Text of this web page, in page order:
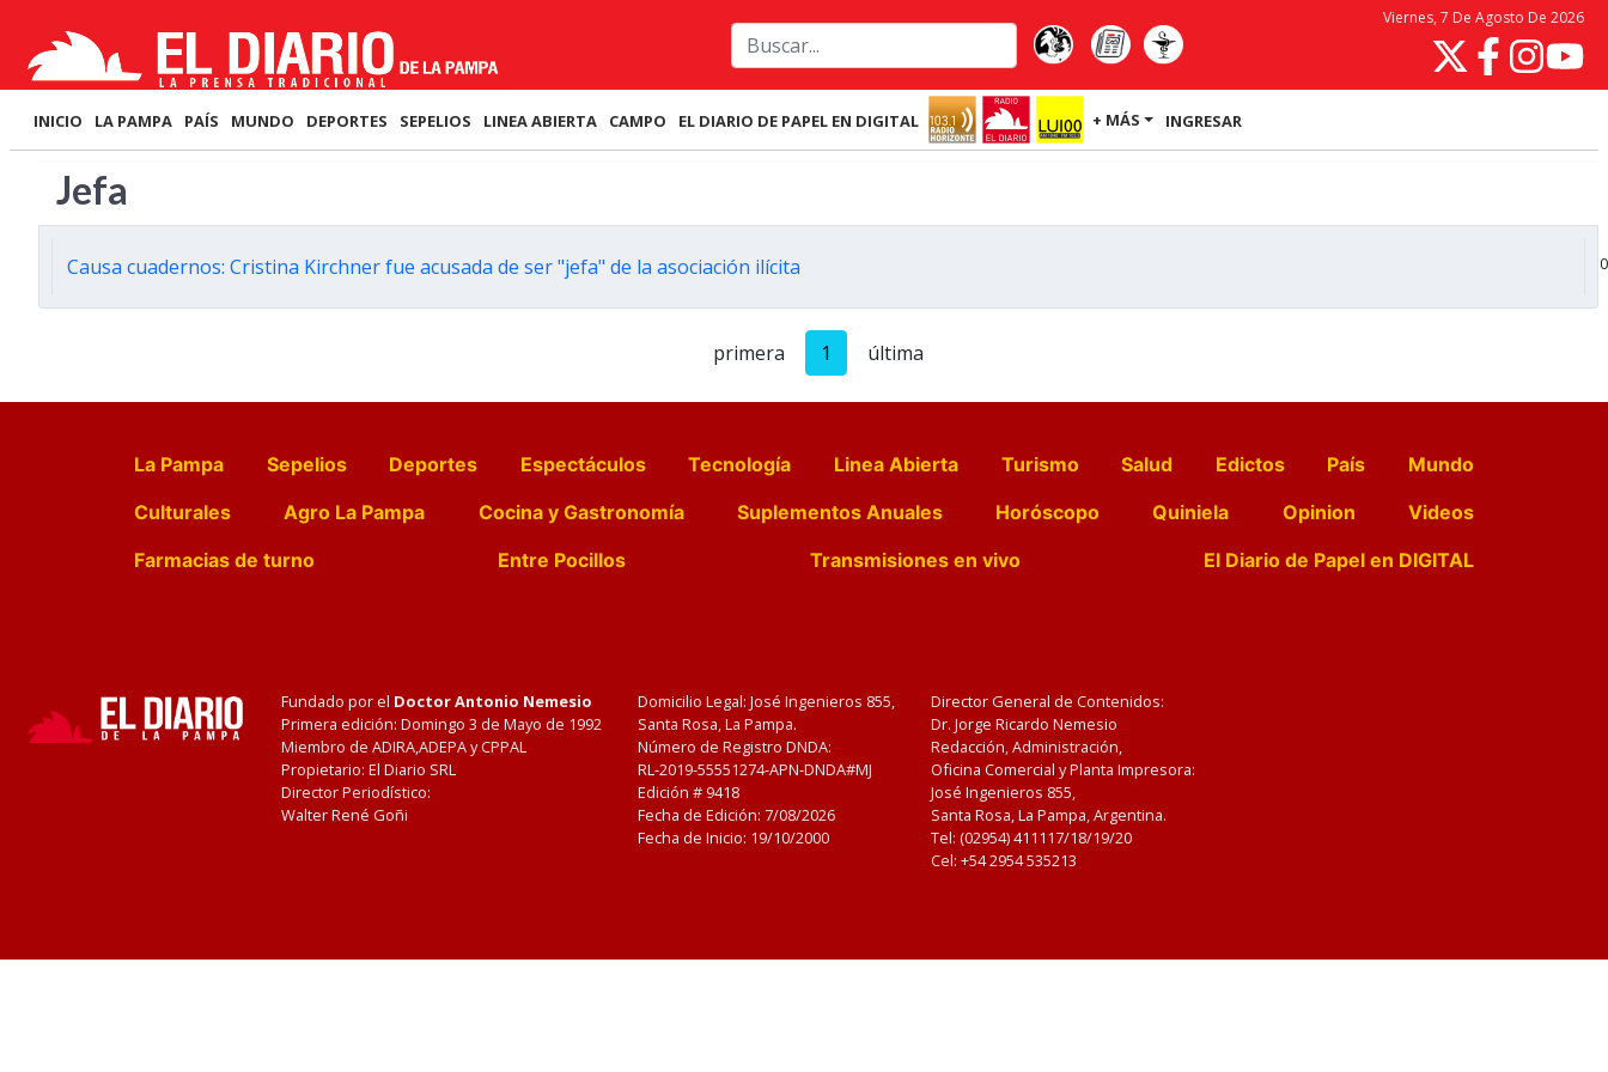
Viernes, 7 De Agosto De 2026
INICIO LA PAMPA PAÍS MUNDO DEPORTES SEPELIOS LINEA ABIERTA CAMPO EL DIARIO DE PAPEL EN DIGITAL + MÁS INGRESAR
Jefa
Causa cuadernos: Cristina Kirchner fue acusada de ser "jefa" de la asociación ilícita
primera 1 última
La Pampa Sepelios Deportes Espectáculos Tecnología Linea Abierta Turismo Salud Edictos País
Mundo
Culturales
Agro La Pampa Cocina y Gastronomía Suplementos Anuales Horóscopo Quiniela Opinion
Videos
Farmacias de turno
Entre Pocillos Transmisiones en vivo El Diario de Papel en DIGITAL
Fundado por el Doctor Antonio Nemesio
Primera edición: Domingo 3 de Mayo de 1992
Miembro de ADIRA,ADEPA y CPPAL
Propietario: El Diario SRL
Director Periodístico:
Walter René Goñi
Domicilio Legal: José Ingenieros 855,
Santa Rosa, La Pampa.
Número de Registro DNDA:
RL-2019-55551274-APN-DNDA#MJ
Edición # 9418
Fecha de Edición: 7/08/2026
Fecha de Inicio: 19/10/2000
Director General de Contenidos:
Dr. Jorge Ricardo Nemesio
Redacción, Administración,
Oficina Comercial y Planta Impresora:
José Ingenieros 855,
Santa Rosa, La Pampa, Argentina.
Tel: (02954) 411117/18/19/20
Cel: +54 2954 535213